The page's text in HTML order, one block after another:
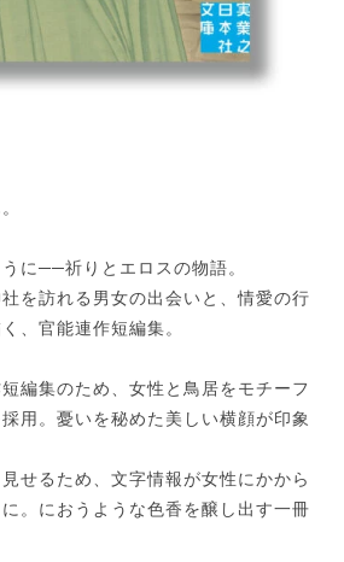
に──祈りとエロスの物語。
を訪れる男女の出会いと、情愛の行
、官能連作短編集。
編集のため、女性と鳥居をモチーフ
用。憂いを秘めた美しい横顔が印象
せるため、文字情報が女性にかから
。におうような色香を醸し出す一冊